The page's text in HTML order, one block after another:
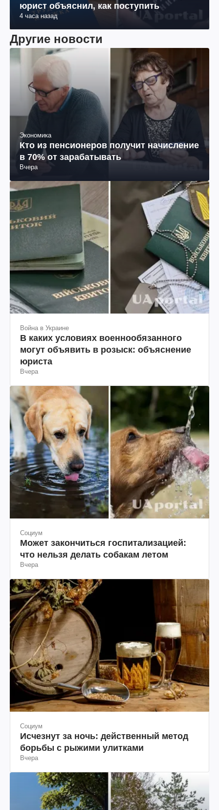
юрист объяснил, как поступить
4 часа назад
Другие новости
Экономика
Кто из пенсионеров получит начисление
в 70% от зарабатывать
Вчера
Война в Украине
В каких условиях военнообязанного
могут объявить в розыск: объяснение
юриста
Вчера
Социум
Может закончиться госпитализацией:
что нельзя делать собакам летом
Вчера
Социум
Исчезнут за ночь: действенный метод
борьбы с рыжими улитками
Вчера